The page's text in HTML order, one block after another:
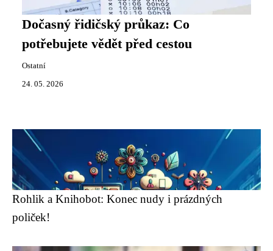
Dočasný řidičský průkaz: Co
potřebujete vědět před cestou
Ostatní
24. 05. 2026
Rohlik a Knihobot: Konec nudy i prázdných
poliček!